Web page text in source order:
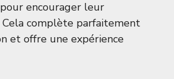
encourager leur
Cela complète parfaitement
et offre une expérience